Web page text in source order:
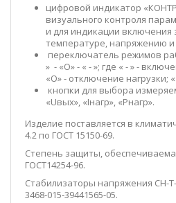
цифровой индикатор
визуального контроля
и для индикации
температуре, напряжению и
переключатель режимов
» - «О» - « - »; где « - » -
«О» - отключение нагрузки;
кнопки для выбора
«Uвых», «Iнагр», «Рнагр».
Изделие поставляется в
4.2 по ГОСТ 15150-69.
Степень защиты,
ГОСТ14254-96.
Стабилизаторы напряжения СН-
3468-015-39441565-05.